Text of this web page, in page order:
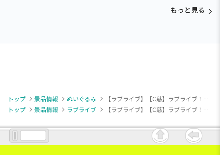
もっと見る
トップ 景品情報 ぬいぐるみ
【ラブライブ】【C慈】ラブライブ！蓮ノ空女学院スクールアイドルクラブ きゅるまるぬいぐるみ②
トップ
景品情報 ラブライブ 【ラブライブ】【C慈】ラブライブ！蓮ノ空女学院スクールアイドルクラブ きゅるまるぬいぐるみ②